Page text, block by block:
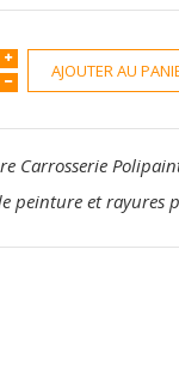
AJOUTER AU
Carrosserie
peinture et rayures